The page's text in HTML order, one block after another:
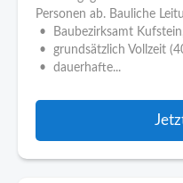
Personen ab. Bauliche
• Baubezirksamt
• grundsätzlich Vollzeit
• dauerhafte...